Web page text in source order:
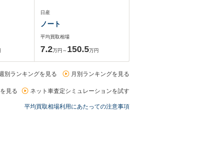
日産
ノート
平均買取相場
7.2万円～ 150.5万円
別ランキングを見る 月別ランキングを見る
見る ネット車査定シミュレーションを試す
平均買取相場利用にあたっての注意事項